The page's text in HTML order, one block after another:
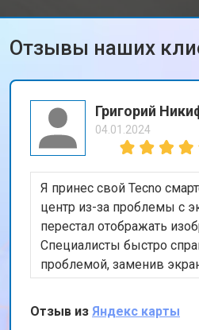
Отзывы наших
Григорий
04.01.2024
Я принес свой Tecno
центр из-за проблемы с
перестал отображать
Специалисты быстро
проблемой, заменив
доволен качеством
обслуживания. Спасибо за
профессиональную
Отзыв из Яндекс карты